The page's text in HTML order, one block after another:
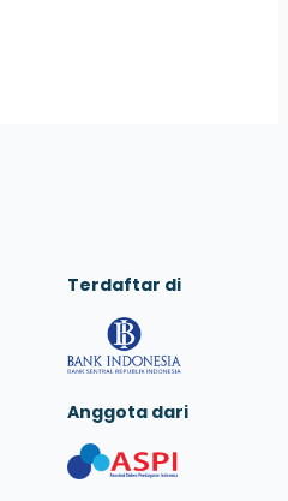
Terdaftar di
Anggota dari